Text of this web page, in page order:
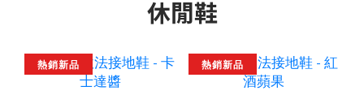
休閒鞋
熱銷新品 熱銷新品